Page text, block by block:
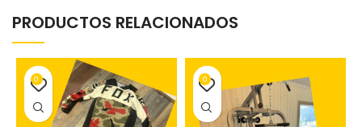
PRODUCTOS RELACIONADOS
0 0